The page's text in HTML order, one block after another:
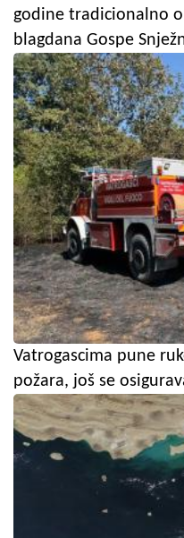
godine tradicionalno
blagdana Gospe
Vatrogascima pune
požara, još se